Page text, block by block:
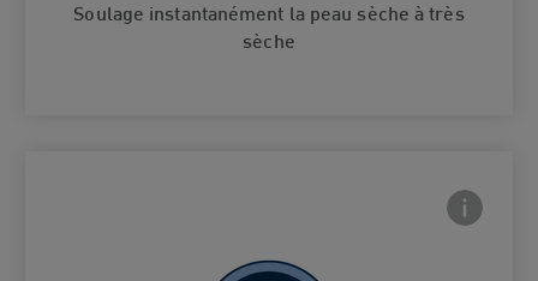
Soulage instantanément la peau sèche à très
sèche